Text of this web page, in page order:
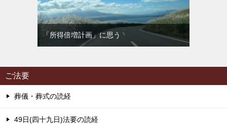
「所得倍増計画」に思う
ご法要
葬儀・葬式の読経
49日(四十九日)法要の読経